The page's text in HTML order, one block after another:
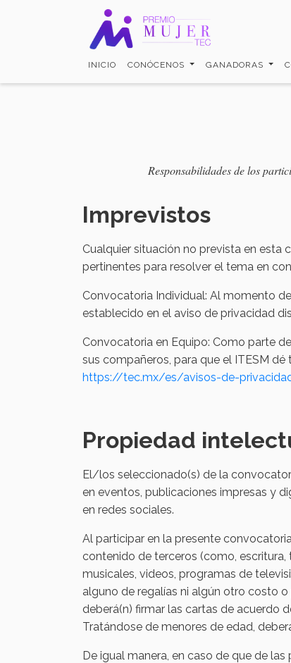
INICIO CONÓCENOS GANADORAS
Responsabilidades de los
Imprevistos
Cualquier situación no prevista en esta
pertinentes para resolver el tema en
Convocatoria Individual: Al momento
establecido en el aviso de privacidad
Convocatoria en Equipo: Como parte
sus compañeros, para que el ITESM
https://tec.mx/es/avisos-de-
Propiedad
El/los seleccionado(s) de la
en eventos, publicaciones impresas y
en redes sociales.
Al participar en la presente
contenido de terceros (como,
musicales, videos, programas de
alguno de regalías ni algún otro costo
deberá(n) firmar las cartas de acuerdo
Tratándose de menores de edad,
De igual manera, en caso de que de